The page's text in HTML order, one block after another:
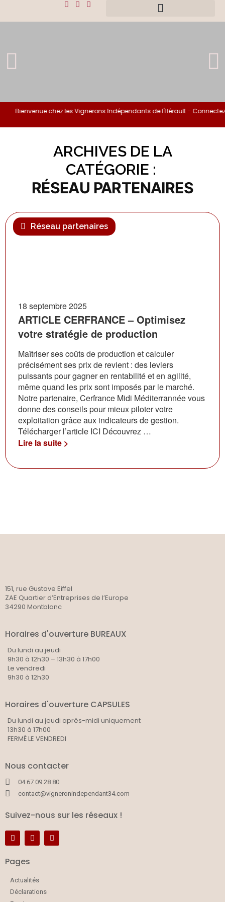
Bienvenue chez les Vignerons Indépendants de l'Hérault -
ARCHIVES DE LA
CATÉGORIE :
RÉSEAU PARTENAIRES
Réseau partenaires
18 septembre 2025
ARTICLE CERFRANCE – Optimisez
votre stratégie de production
Maîtriser ses coûts de production et calculer
précisément ses prix de revient : des leviers
puissants pour gagner en rentabilité et en agilité,
même quand les prix sont imposés par le marché.
Notre partenaire, Cerfrance Midi Méditerrannée vous
donne des conseils pour mieux piloter votre
exploitation grâce aux indicateurs de gestion.
Télécharger l’article ICI Découvrez …
Lire la suite >
151, rue Gustave Eiffel
ZAE Quartier d’Entreprises de l’Europe
34290 Montblanc
Horaires d'ouverture BUREAUX
Du lundi au jeudi
9h30 à 12h30 – 13h30 à 17h00
Le vendredi
9h30 à 12h30
Horaires d'ouverture CAPSULES
Du lundi au jeudi après-midi uniquement
13h30 à 17h00
FERMÉ LE VENDREDI
Nous contacter
04 67 09 28 80
contact@vigneronindependant34.com
Suivez-nous sur les réseaux !
Pages
Actualités
Déclarations